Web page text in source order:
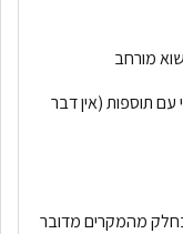
מורחב
תוספות (אין דבר
מהמקרים מדובר